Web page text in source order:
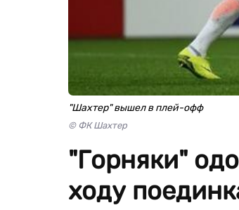
"Шахтер" вышел в плей-офф
© ФК Шахтер
"Горняки"
ходу